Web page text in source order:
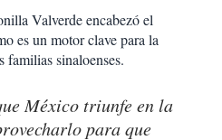
Valverde encabezó el
es un motor clave para la
familias sinaloenses.
México triunfe en la
para que